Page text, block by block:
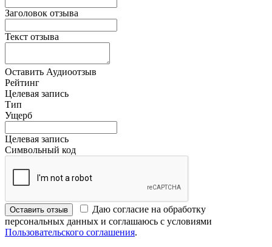
Заголовок отзыва
Текст отзыва
Оставить Аудиоотзыв
Рейтинг
Целевая запись
Тип
Ущерб
Целевая запись
Символьный код
Оставить отзыв
Даю согласие на обработку
персональных данных и соглашаюсь с условиями
Пользовательского соглашения.